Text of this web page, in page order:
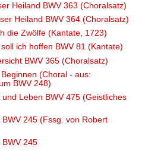
Heiland BWV 363 (Choralsatz)
Heiland BWV 364 (Choralsatz)
die Zwölfe (Kantate, 1723)
ich hoffen BWV 81 (Kantate)
BWV 365 (Choralsatz)
(Choral - aus:
BWV 248)
Leben BWV 475 (Geistliches
245 (Fssg. von Robert
245